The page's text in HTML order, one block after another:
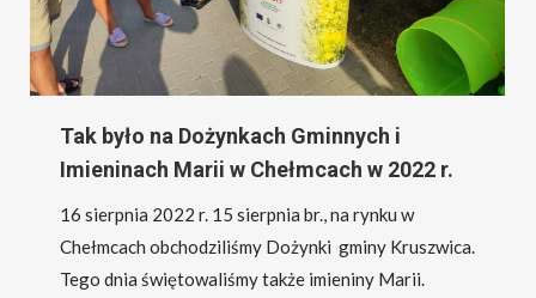
Tak było na Dożynkach Gminnych i
Imieninach Marii w Chełmcach w 2022 r.
16 sierpnia 2022 r. 15 sierpnia br., na rynku w
Chełmcach obchodziliśmy Dożynki gminy Kruszwica.
Tego dnia świętowaliśmy także imieniny Marii.